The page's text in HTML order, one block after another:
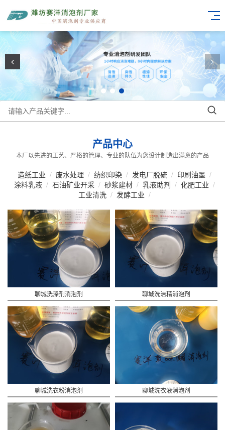
产品中心
本厂以先进的工艺、严格的管理、专业的队伍为您设计制造出满意的产品
造纸工业 / 废水处理 / 纺织印染 / 发电厂脱硫 / 印刷油墨 /
涂料乳液 / 石油矿业开采 / 砂浆建材 / 乳液助剂 / 化肥工业 /
工业清洗 / 发酵工业 /
聊城洗涤剂消泡剂 聊城洗洁精消泡剂
聊城洗衣粉消泡剂 聊城洗衣液消泡剂